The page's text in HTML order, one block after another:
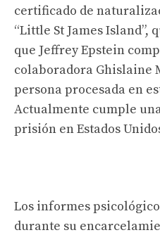
certificado de
“Little St James Island”,
que Jeffrey Epstein
colaboradora Ghislaine
persona procesada en
Actualmente cumple
prisión en Estados
Los informes
durante su